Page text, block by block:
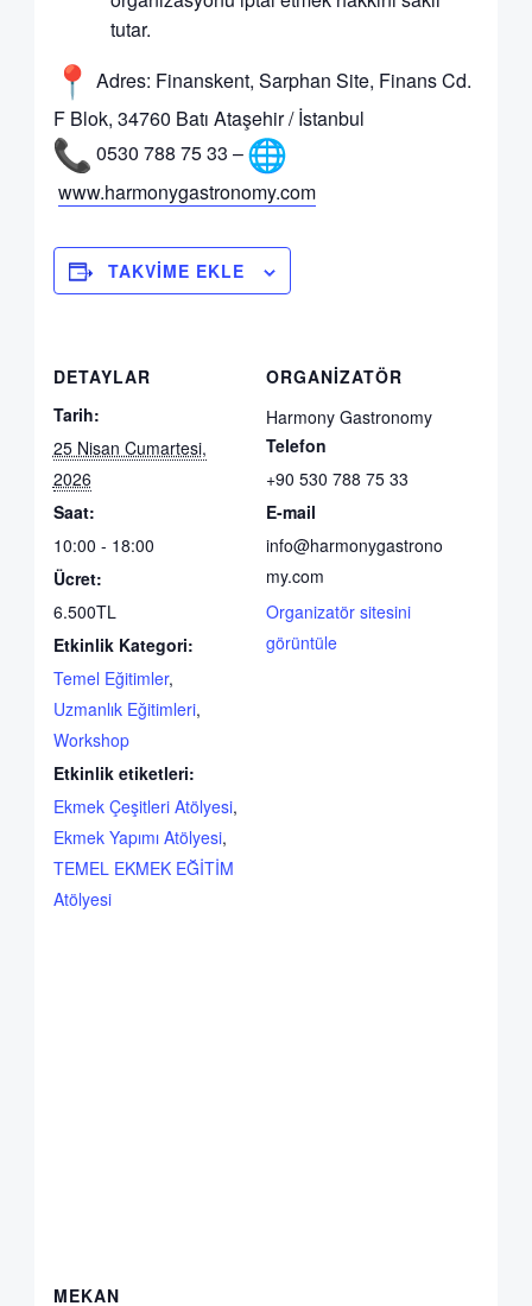
tutar.
Adres: Finanskent, Sarphan Site, Finans Cd.
F Blok, 34760 Batı Ataşehir / İstanbul
0530 788 75 33 –
www.harmonygastronomy.com
TAKVIME EKLE
DETAYLAR
Tarih:
25 Nisan Cumartesi,
2026
Saat:
10:00 - 18:00
Ücret:
6.500TL
Etkinlik Kategori:
Temel Eğitimler,
Uzmanlık Eğitimleri,
Workshop
Etkinlik etiketleri:
Ekmek Çeşitleri Atölyesi,
Ekmek Yapımı Atölyesi,
TEMEL EKMEK EĞİTİM
Atölyesi
ORGANIZATÖR
Harmony Gastronomy
Telefon
+90 530 788 75 33
E-mail
info@harmonygastrono
my.com
Organizatör sitesini
görüntüle
MEKAN